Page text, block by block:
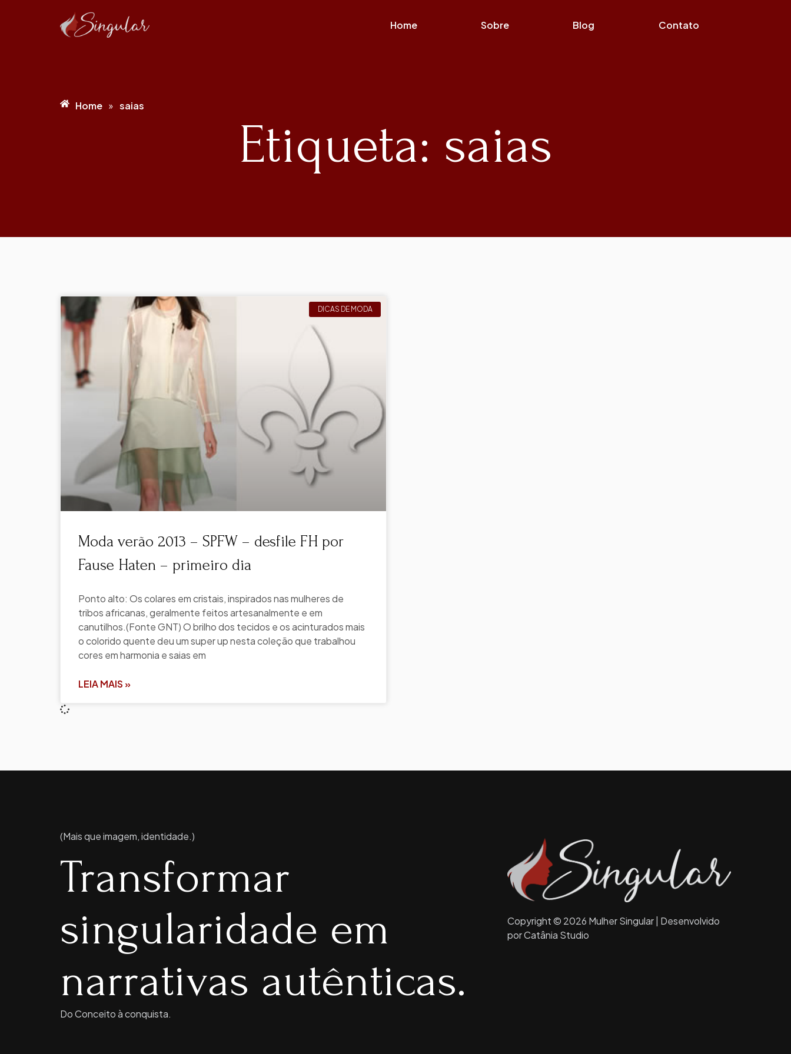
Home Sobre Blog Contato
Home » saias
Etiqueta: saias
DICAS DE MODA
Moda verão 2013 – SPFW – desfile FH por
Fause Haten – primeiro dia
Ponto alto: Os colares em cristais, inspirados nas mulheres de
tribos africanas, geralmente feitos artesanalmente e em
canutilhos.(Fonte GNT) O brilho dos tecidos e os acinturados mais
o colorido quente deu um super up nesta coleção que trabalhou
cores em harmonia e saias em
LEIA MAIS »
(Mais que imagem, identidade.)
Transformar
singularidade em
narrativas autênticas.
Do Conceito à conquista.
Copyright © 2026 Mulher Singular | Desenvolvido
por Catânia Studio